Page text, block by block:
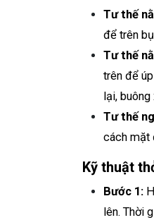
Tư thế
để trên
Tư thế
trên để
lại,
Tư thế
cách mặt
Kỹ thuật
Bước 1:
lên. Thời